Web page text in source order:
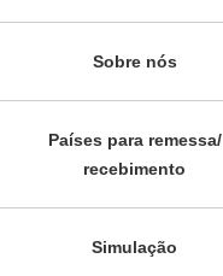
Sobre nós
Países para remessa/
recebimento
Simulação